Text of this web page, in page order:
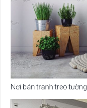
Nơi bán tranh treo